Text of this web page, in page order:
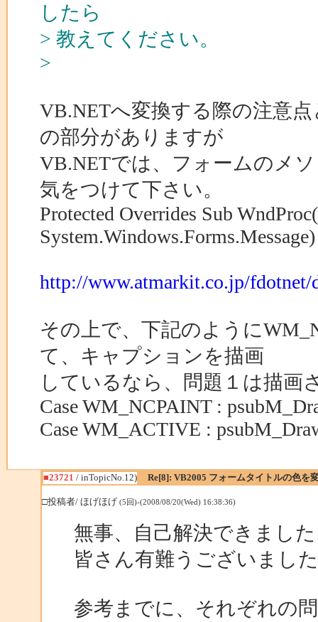
したら
> 教えてください。
>
VB.NETへ変換する際の注意
の部分がありますが
VB.NETでは、フォームのメ
気をつけて下さい。
Protected Overrides Sub
System.Windows.Forms.Message)
http://www.atmarkit.co.jp/
その上で、下記のように
て、キャプションを描画
しているなら、問題１は描画
Case WM_NCPAINT :
Case WM_ACTIVE :
■23721 / inTopicNo.12) Re[8]: VB2005 フォームタイトルの色を
□投稿者/ ほげほげ (5回)-(2008/08/20(Wed) 16:38:36)
無事、自己解決できまし
皆さん有難うございまし
参考までに、それぞれの